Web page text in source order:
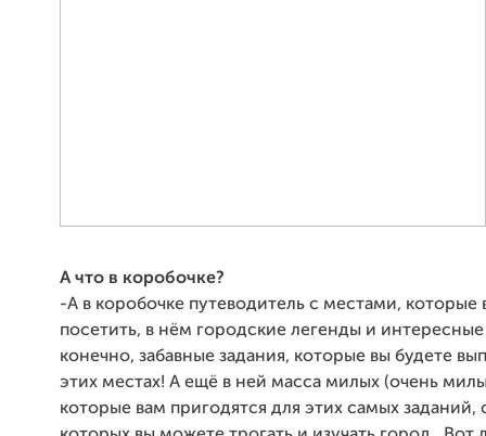
А что в коробочке?
-А в коробочке путеводитель с местами, которые
посетить, в нём городские легенды и
конечно, забавные задания, которые вы будете
этих местах! А ещё в ней масса милых (очень
которые вам пригодятся для этих самых